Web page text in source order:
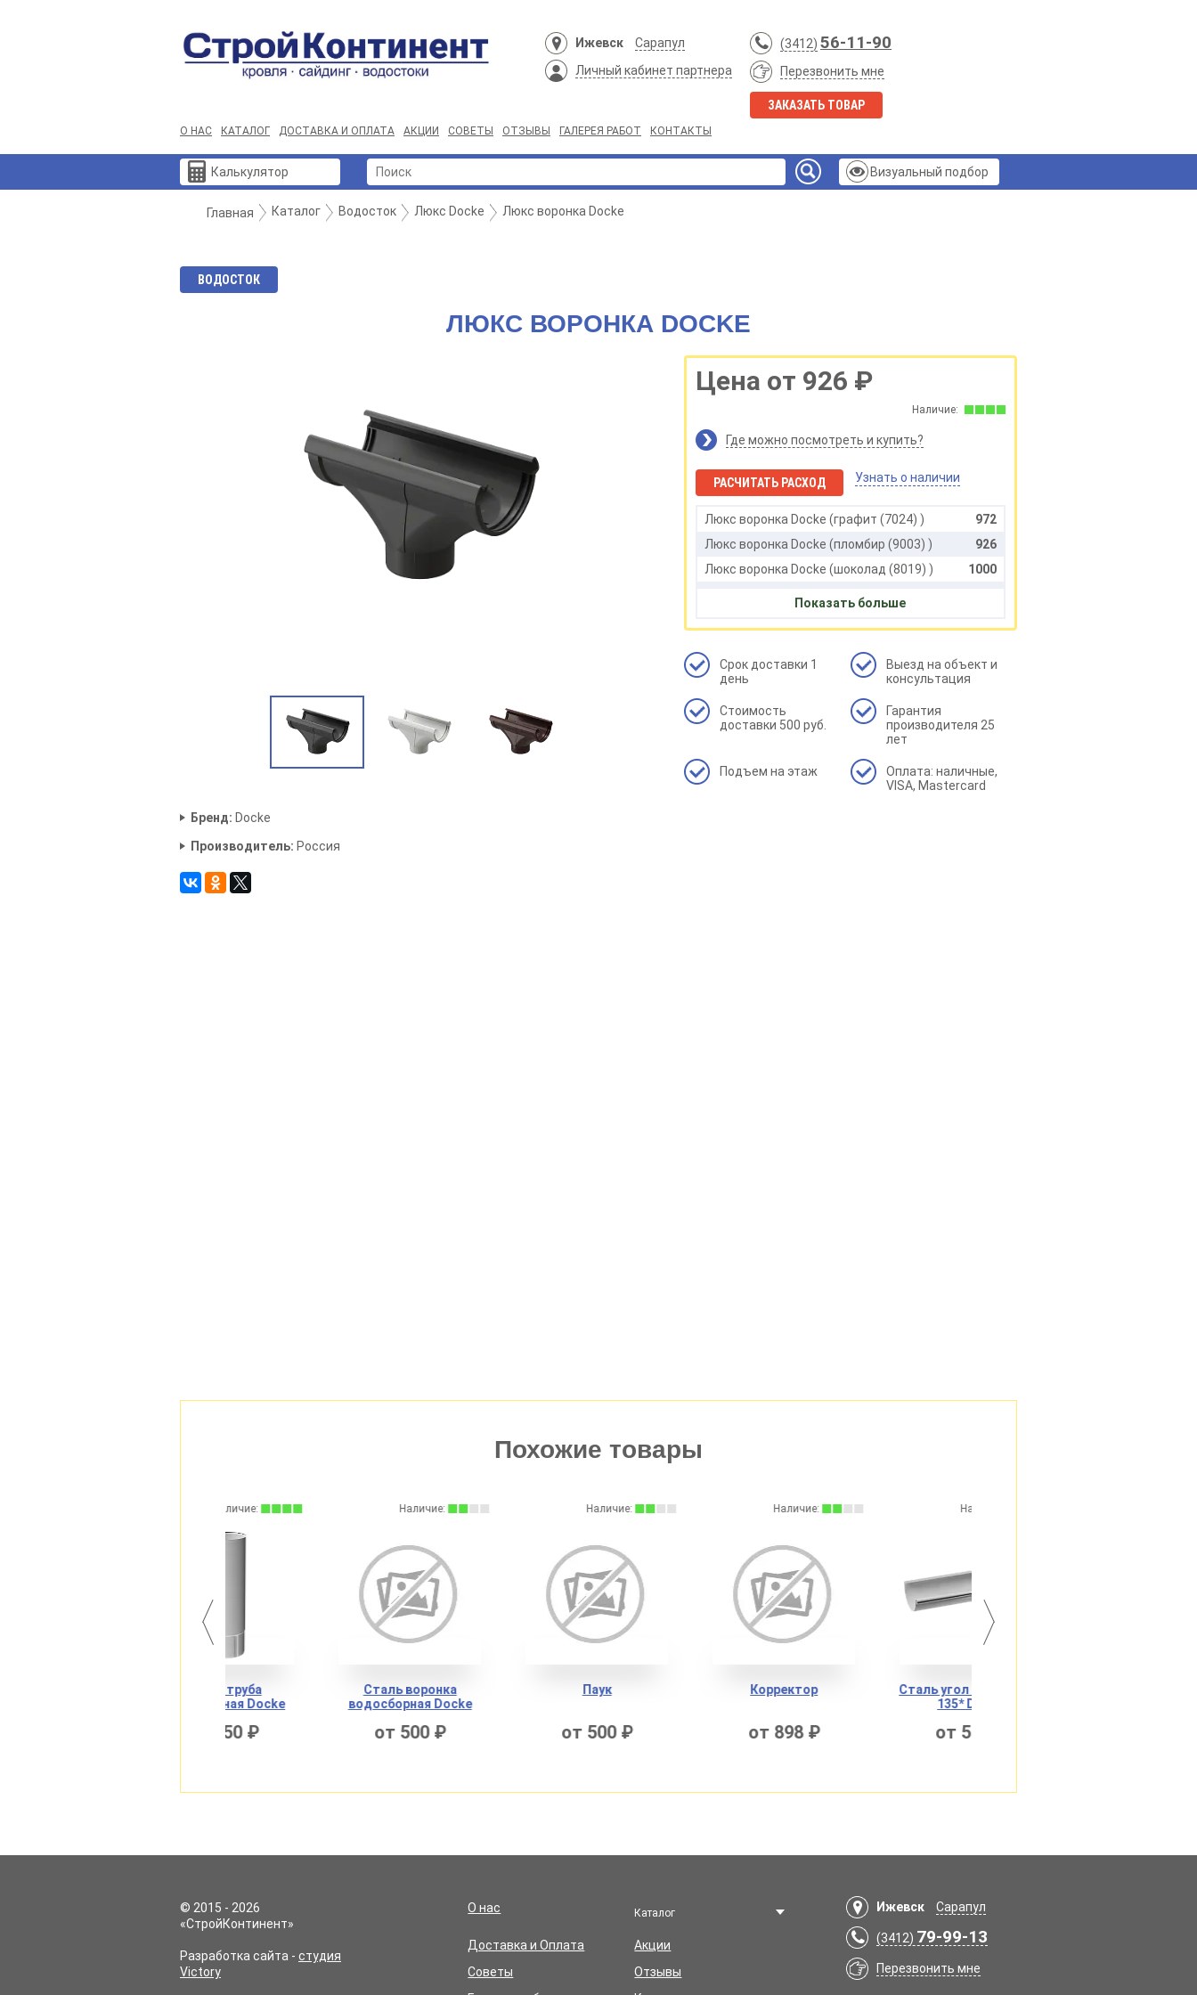
Ижевск
Сарапул
Личный кабинет партнера
О НАС КАТАЛОГ ДОСТАВКА И ОПЛАТА АКЦИИ СОВЕТЫ ОТЗЫВЫ ГАЛЕРЕЯ РАБОТ КОНТАКТЫ
(3412) 56-11-90
Перезвонить мне
ЗАКАЗАТЬ ТОВАР
Калькулятор Визуальный подбор
Главная Каталог Водосток Люкс Docke Люкс воронка Docke
ВОДОСТОК
ЛЮКС ВОРОНКА DOCKE
Бренд: Docke
Производитель: Россия
Цена от 926 ₽
Наличие:
Где можно посмотреть и купить?
РАСЧИТАТЬ РАСХОД Узнать о наличии
Люкс воронка Docke (графит (7024) )
972
Люкс воронка Docke (пломбир (9003) )
926
Люкс воронка Docke (шоколад (8019) )
1000
Люкс воронка Docke (карбон (33) )
Показать больше
Срок доставки 1
день
Выезд на объект и
консультация
Стоимость
доставки 500 руб.
Гарантия
производителя 25
лет
Подъем на этаж
Оплата: наличные,
VISA, Mastercard
Похожие товары
Сталь воронка
водосборная Docke
Сталь угол внутренний
© 2015 - 2026
«СтройКонтинент»
Разработка сайта - студия
Victory
О нас Каталог
Доставка и Оплата
Акции
Советы
Отзывы
Ижевск Сарапул
(3412) 79-99-13
Перезвонить мне